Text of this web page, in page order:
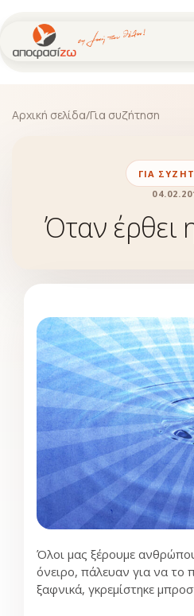
Μεταπηδήστε
στο
Αρχική σελίδα/Για συζήτηση
ΓΙΑ
Όταν έρθει
Όλοι μας ξέρουμε
όνειρο, πάλευαν για να το
ξαφνικά, γκρεμίστηκε